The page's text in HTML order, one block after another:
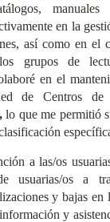
en la
así como en el
grupos de
en el
de Centros de
lo que me permitió
a las/os
usuarias/os a
y bajas en
y